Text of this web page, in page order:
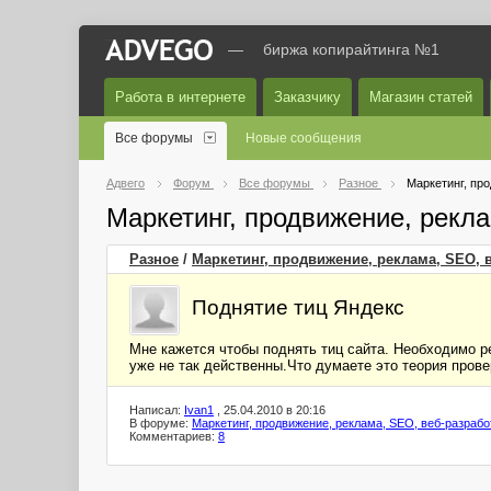
— биржа копирайтинга №1
Работа в интернете Заказчику Магазин статей
Все форумы Новые сообщения
Адвего Форум Все форумы Разное Маркетинг,
Маркетинг, продвижение,
Разное / Маркетинг, продвижение, реклама, SEO,
Поднятие тиц Яндекс
Мне кажется чтобы поднять тиц сайта. Необходимо
уже не так действенны.Что думаете это теория
Написал: Ivan1
, 25.04.2010 в 20:16
В форуме: Маркетинг, продвижение, реклама, SEO, веб-
Комментариев: 8